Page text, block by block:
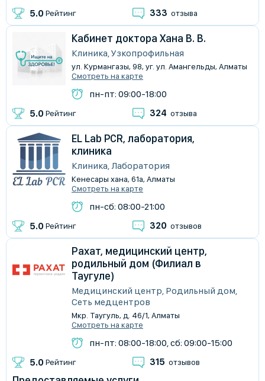
5.0 Рейтинг 333 отзыва
Кабинет доктора Хана В. В.
Клиника, Узкопрофильная
ул. Курмангазы, 98, уг. ул. Амангельды, Алматы
Смотреть на карте
пн-пт: 09:00-18:00
5.0 Рейтинг 324 отзыва
EL Lab PCR, лаборатория,
клиника
Клиника, Лаборатория
Кенесары хана, 61а, Алматы
Смотреть на карте
пн-сб: 08:00-21:00
5.0 Рейтинг 320 отзывов
Рахат, медицинский центр,
родильный дом (Филиал в
Таугуле)
Медицинский центр, Родильный дом,
Сеть медцентров
Мкр. Таугуль, д. 46/1, Алматы
Смотреть на карте
пн-пт: 08:00-18:00, сб: 09:00-15:00
5.0 Рейтинг 315 отзывов